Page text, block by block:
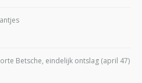
Betsche, eindelijk ontslag (april 47)